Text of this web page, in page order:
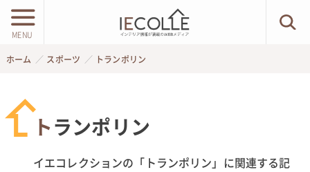
MENU
ホーム スポーツ トランポリン
トランポリン
イエコレクションの「トランポリン」に関連する記